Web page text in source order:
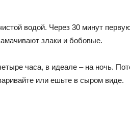
водой. Через 30 минут
злаки и бобовые.
часа, в идеале – на ночь.
или ешьте в сыром виде.